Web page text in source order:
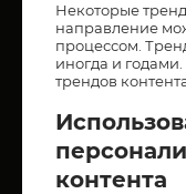
Некоторые
направление
процессом.
иногда и
трендов
контента